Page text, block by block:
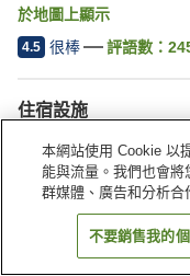
於地圖上顯示
4.5 很棒 評語數：
住宿設施
停車場
餐廳
本網站使用 Cookie 以
能與流量。我們也會
群媒體、廣告和分析合
不要銷售我的